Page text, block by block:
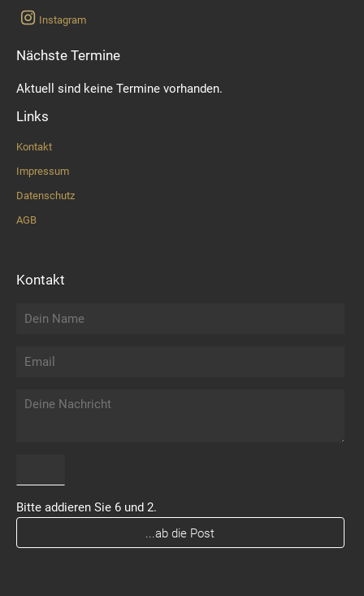
Instagram
Nächste Termine
Aktuell sind keine Termine vorhanden.
Links
Kontakt
Impressum
Datenschutz
AGB
Kontakt
Bitte addieren Sie 6 und 2.
...ab die Post